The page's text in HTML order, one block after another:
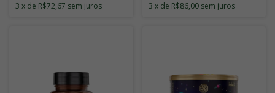
3 x de R$72,67 sem juros 3 x de R$86,00 sem juros